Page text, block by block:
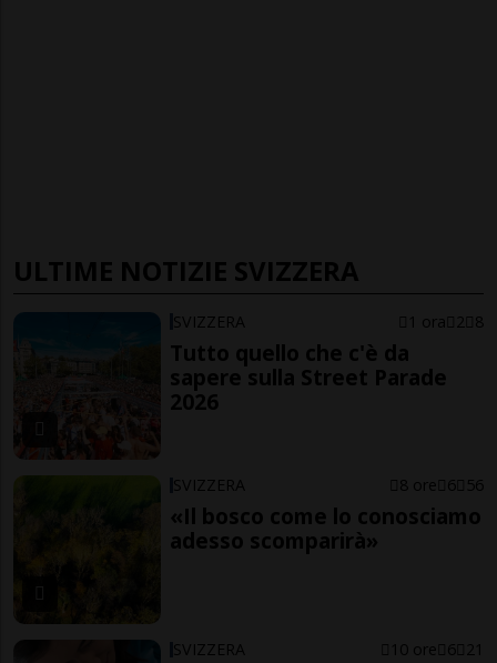
ULTIME NOTIZIE SVIZZERA
SVIZZERA 1 ora 2 8
Tutto quello che c'è da
sapere sulla Street Parade
2026
SVIZZERA 8 ore 6 56
«Il bosco come lo conosciamo
adesso scomparirà»
SVIZZERA 10 ore 6 21